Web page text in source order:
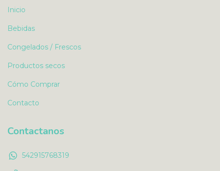
Inicio
Bebidas
Congelados / Frescos
Productos secos
Cómo Comprar
Contacto
Contactanos
542915768319